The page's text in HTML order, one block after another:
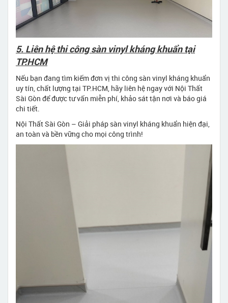
5. Liên hệ thi công sàn vinyl kháng khuẩn tại
TP.HCM
Nếu bạn đang tìm kiếm đơn vị thi công sàn vinyl kháng khuẩn
uy tín, chất lượng tại TP.HCM, hãy liên hệ ngay với Nội Thất
Sài Gòn để được tư vấn miễn phí, khảo sát tận nơi và báo giá
chi tiết.
Nội Thất Sài Gòn – Giải pháp sàn vinyl kháng khuẩn hiện đại,
an toàn và bền vững cho mọi công trình!